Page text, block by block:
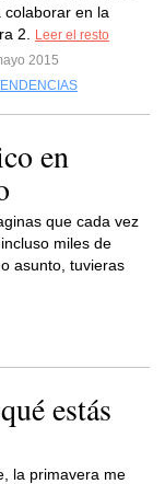
colaborar en la
2.
Leer el resto
2015
en
que cada vez
miles de
asunto, tuvieras
estás
la primavera me